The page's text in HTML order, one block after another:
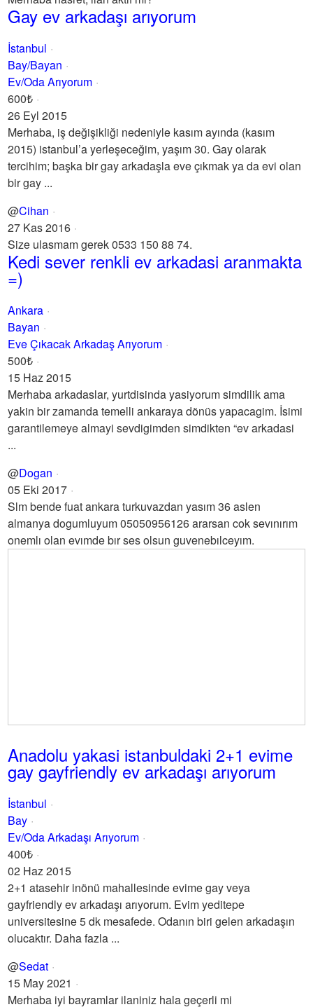
Gay ev arkadaşı arıyorum
İstanbul
Bay/Bayan
Ev/Oda Arıyorum
600₺
26 Eyl 2015
Merhaba, iş değişikliği nedeniyle kasım ayında (kasım
2015) istanbul’a yerleşeceğim, yaşım 30. Gay olarak
tercihim; başka bir gay arkadaşla eve çıkmak ya da evi olan
bir gay ...
@Cihan
27 Kas 2016
Size ulasmam gerek 0533 150 88 74.
Kedi sever renkli ev arkadasi aranmakta
=)
Ankara
Bayan
Eve Çıkacak Arkadaş Arıyorum
500₺
15 Haz 2015
Merhaba arkadaslar, yurtdisinda yasiyorum simdilik ama
yakin bir zamanda temelli ankaraya dönüs yapacagim. İsimi
garantilemeye almayi sevdigimden simdikten “ev arkadasi
...
@Dogan
05 Eki 2017
Slm bende fuat ankara turkuvazdan yasım 36 aslen
almanya dogumluyum 05050956126 ararsan cok sevınırım
onemlı olan evımde bır ses olsun guvenebılceyım.
Anadolu yakasi istanbuldaki 2+1 evime
gay gayfriendly ev arkadaşı arıyorum
İstanbul
Bay
Ev/Oda Arkadaşı Arıyorum
400₺
02 Haz 2015
2+1 atasehir inönü mahallesinde evime gay veya
gayfriendly ev arkadaşı arıyorum. Evim yeditepe
universitesine 5 dk mesafede. Odanın biri gelen arkadaşın
olucaktır. Daha fazla ...
@Sedat
15 May 2021
Merhaba iyi bayramlar ilaniniz hala geçerli mi